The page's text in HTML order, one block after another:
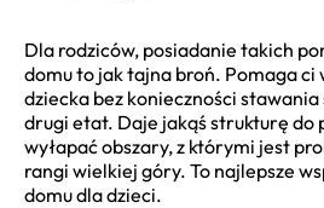
Dla rodziców, posiadanie takich
domu to jak tajna broń. Pomaga ci
dziecka bez konieczności
drugi etat. Daje jakąś strukturę do
wyłapać obszary, z którymi jest
rangi wielkiej góry. To najlepsze
domu dla dzieci.